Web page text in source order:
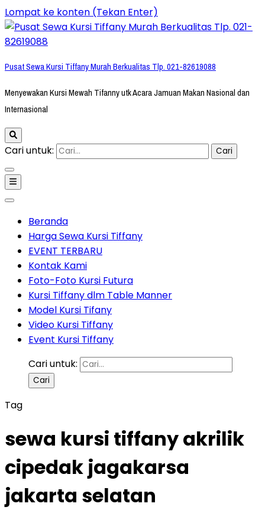
Lompat ke konten (Tekan Enter)
Pusat Sewa Kursi Tiffany Murah Berkualitas Tlp. 021-82619088
Menyewakan Kursi Mewah Tifanny utk Acara Jamuan Makan Nasional dan
Internasional
Cari untuk:
Beranda
Harga Sewa Kursi Tiffany
EVENT TERBARU
Kontak Kami
Foto-Foto Kursi Futura
Kursi Tiffany dlm Table Manner
Model Kursi Tifany
Video Kursi Tiffany
Event Kursi Tiffany
Cari untuk:
Tag
sewa kursi tiffany akrilik
cipedak jagakarsa
jakarta selatan